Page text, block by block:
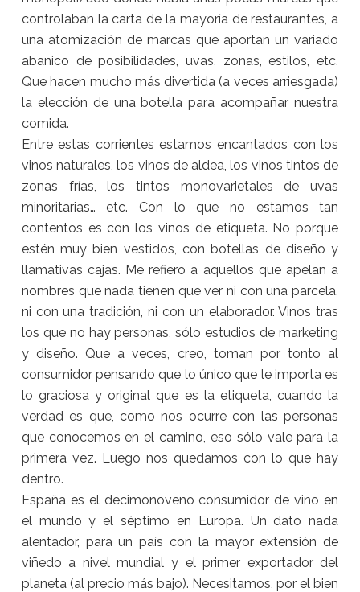
controlaban la carta de la mayoría de restaurantes, a
una atomización de marcas que aportan un variado
abanico de posibilidades, uvas, zonas, estilos, etc.
Que hacen mucho más divertida (a veces arriesgada)
la elección de una botella para acompañar nuestra
comida.
Entre estas corrientes estamos encantados con los
vinos naturales, los vinos de aldea, los vinos tintos de
zonas frías, los tintos monovarietales de uvas
minoritarias… etc. Con lo que no estamos tan
contentos es con los vinos de etiqueta. No porque
estén muy bien vestidos, con botellas de diseño y
llamativas cajas. Me refiero a aquellos que apelan a
nombres que nada tienen que ver ni con una parcela,
ni con una tradición, ni con un elaborador. Vinos tras
los que no hay personas, sólo estudios de marketing
y diseño. Que a veces, creo, toman por tonto al
consumidor pensando que lo único que le importa es
lo graciosa y original que es la etiqueta, cuando la
verdad es que, como nos ocurre con las personas
que conocemos en el camino, eso sólo vale para la
primera vez. Luego nos quedamos con lo que hay
dentro.
España es el decimonoveno consumidor de vino en
el mundo y el séptimo en Europa. Un dato nada
alentador, para un país con la mayor extensión de
viñedo a nivel mundial y el primer exportador del
planeta (al precio más bajo). Necesitamos, por el bien